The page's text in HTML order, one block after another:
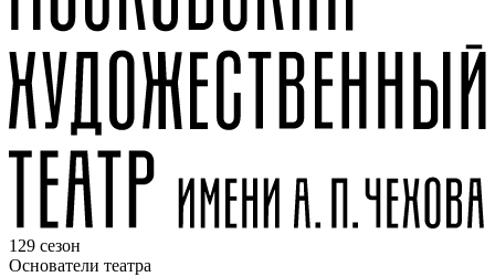
129 сезон
Основатели театра